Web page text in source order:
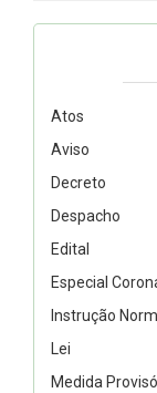
Atos
Aviso
Decreto
Despacho
Edital
Especial
Instrução
Lei
Medida